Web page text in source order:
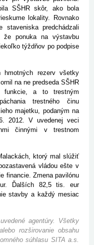
SŠHR skôr, ako bola
lokality. Rovnako
predchádzali
že ponuka na výstavbu
týždňov po podpise
hmotných rezerv všetky
na ne predseda SŠHR
a to trestným
trestného činu
majetku, podaným na
2012. V uvedenej veci
činnými v trestnom
ktorý mal slúžiť
vládou ešte v
financie. Zmena pavilónu
Ďalších 82,5 tis. eur
stavby a každý mesiac
agentúry. Všetky
rozširovanie obsahu
súhlasu SITA a.s.